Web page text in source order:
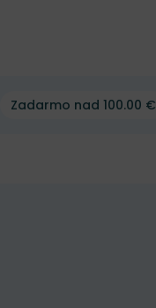
Zadarmo nad 100.00 €